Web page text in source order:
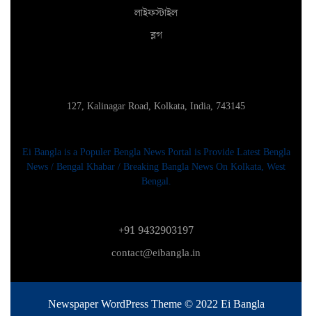
লাইফস্টাইল
ব্লগ
127, Kalinagar Road, Kolkata, India, 743145
Ei Bangla is a Populer Bengla News Portal is Provide Latest Bengla
News / Bengal Khabar / Breaking Bangla News On Kolkata, West
Bengal.
+91 9432903197
contact@eibangla.in
Newspaper WordPress Theme© 2022 Ei Bangla